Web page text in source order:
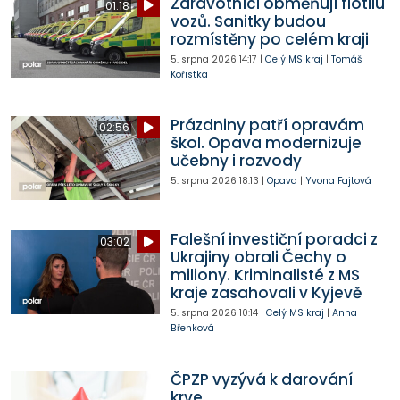
01:18
vozů. Sanitky budou
rozmístěny po celém kraji
5. srpna 2026 14:17 | Celý MS kraj | Tomáš
Kořistka
02:56
Prázdniny patří opravám
škol. Opava modernizuje
učebny i rozvody
5. srpna 2026 18:13 | Opava | Yvona Fajtová
03:02
Falešní investiční poradci z
Ukrajiny obrali Čechy o
miliony. Kriminalisté z MS
kraje zasahovali v Kyjevě
5. srpna 2026 10:14| Celý MS kraj | Anna
Břenková
ČPZP vyzývá k darování